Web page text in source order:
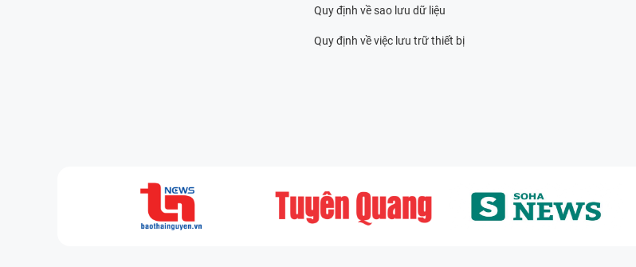
Quy định về sao lưu dữ liệu
Quy định về việc lưu trữ thiết bị